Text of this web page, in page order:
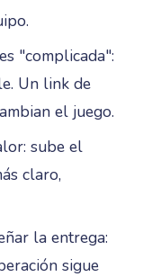
"complicada":
Un link de
el juego.
sube el
claro,
la entrega:
sigue